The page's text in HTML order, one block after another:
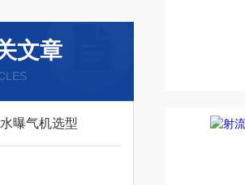
文章
曝气机选型